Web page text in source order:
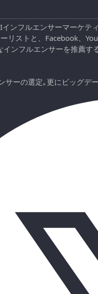
ンフルエンサーマーケ
リストと、Facebook、
ンフルエンサーを推薦
サーの選定｡更にビッグデ